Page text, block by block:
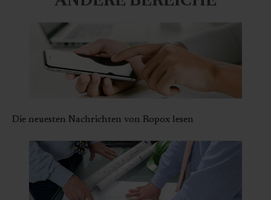
Die neuesten Nachrichten von Ropox lesen